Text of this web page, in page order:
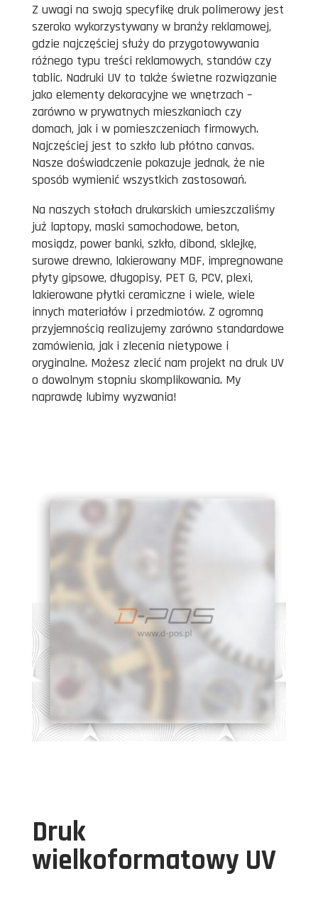
Z uwagi na swoją specyfikę druk polimerowy jest
szeroko wykorzystywany w branży reklamowej,
gdzie najczęściej służy do przygotowywania
różnego typu treści reklamowych, standów czy
tablic. Nadruki UV to także świetne rozwiązanie
jako elementy dekoracyjne we wnętrzach –
zarówno w prywatnych mieszkaniach czy
domach, jak i w pomieszczeniach firmowych.
Najczęściej jest to szkło lub płótno canvas.
Nasze doświadczenie pokazuje jednak, że nie
sposób wymienić wszystkich zastosowań.
Na naszych stołach drukarskich umieszczaliśmy
już laptopy, maski samochodowe, beton,
mosiądz, power banki, szkło, dibond, sklejkę,
surowe drewno, lakierowany MDF, impregnowane
płyty gipsowe, długopisy, PET G, PCV, plexi,
lakierowane płytki ceramiczne i wiele, wiele
innych materiałów i przedmiotów. Z ogromną
przyjemnością realizujemy zarówno standardowe
zamówienia, jak i zlecenia nietypowe i
oryginalne. Możesz zlecić nam projekt na druk UV
o dowolnym stopniu skomplikowania. My
naprawdę lubimy wyzwania!
Druk
wielkoformatowy UV